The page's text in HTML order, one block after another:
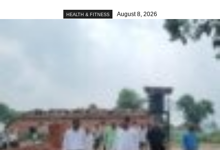
HEALTH & FITNESS August 8, 2026